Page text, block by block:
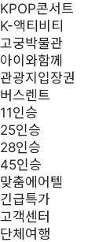
KPOP콘서트
K-액티비티
고궁박물관
아이와함께
관광지입장권
버스렌트
11인승
25인승
28인승
45인승
맞춤에어텔
긴급특가
고객센터
단체여행